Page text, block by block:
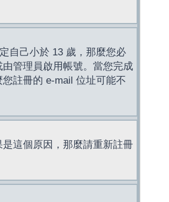
自己小於 13 歲，那麼您必
管理員啟用帳號。當您完成
註冊的 e-mail 位址可能不
這個原因，那麼請重新註冊